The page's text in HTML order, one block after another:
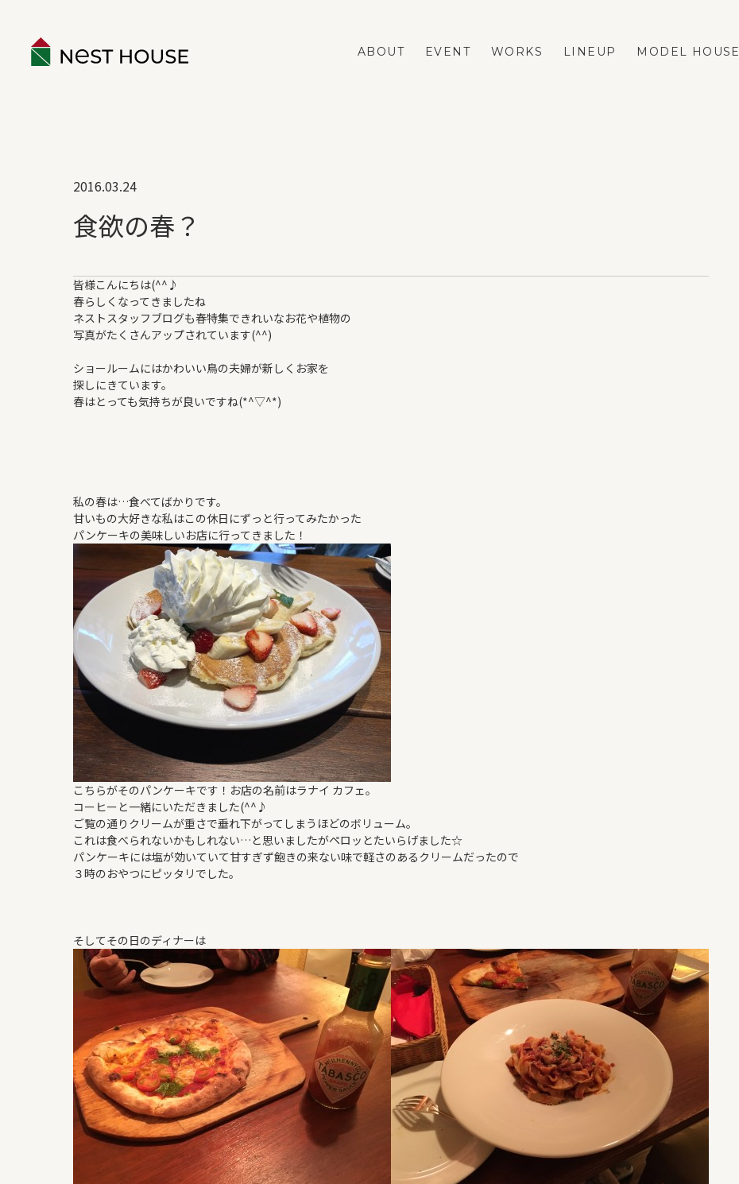
ABOUT EVENT WORKS LINEUP MODEL HOUSE
構造のこと
保証とアフター
家づくりの流れ
よくある質問
WORKS
2016.03.24
食欲の春？
皆様こんにちは(^^♪
春らしくなってきましたね
ネストスタッフブログも春特集できれいなお花や植物の
写真がたくさんアップされています(^^)
ショールームにはかわいい鳥の夫婦が新しくお家を
探しにきています。
春はとっても気持ちが良いですね(*^▽^*)
私の春は…食べてばかりです。
甘いもの大好きな私はこの休日にずっと行ってみたかった
パンケーキの美味しいお店に行ってきました！
こちらがそのパンケーキです！お店の名前はラナイ カフェ。
コーヒーと一緒にいただきました(^^♪
ご覧の通りクリームが重さで垂れ下がってしまうほどのボリューム。
これは食べられないかもしれない…と思いましたがペロッとたいらげました☆
パンケーキには塩が効いていて甘すぎず飽きの来ない味で軽さのあるクリームだったので
３時のおやつにピッタリでした。
そしてその日のディナーは